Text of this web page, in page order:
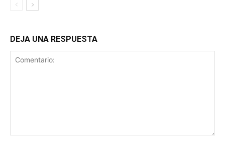
DEJA UNA RESPUESTA